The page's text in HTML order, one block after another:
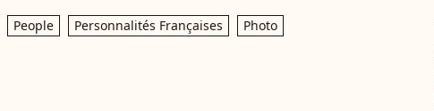
People Personnalités Françaises Photo